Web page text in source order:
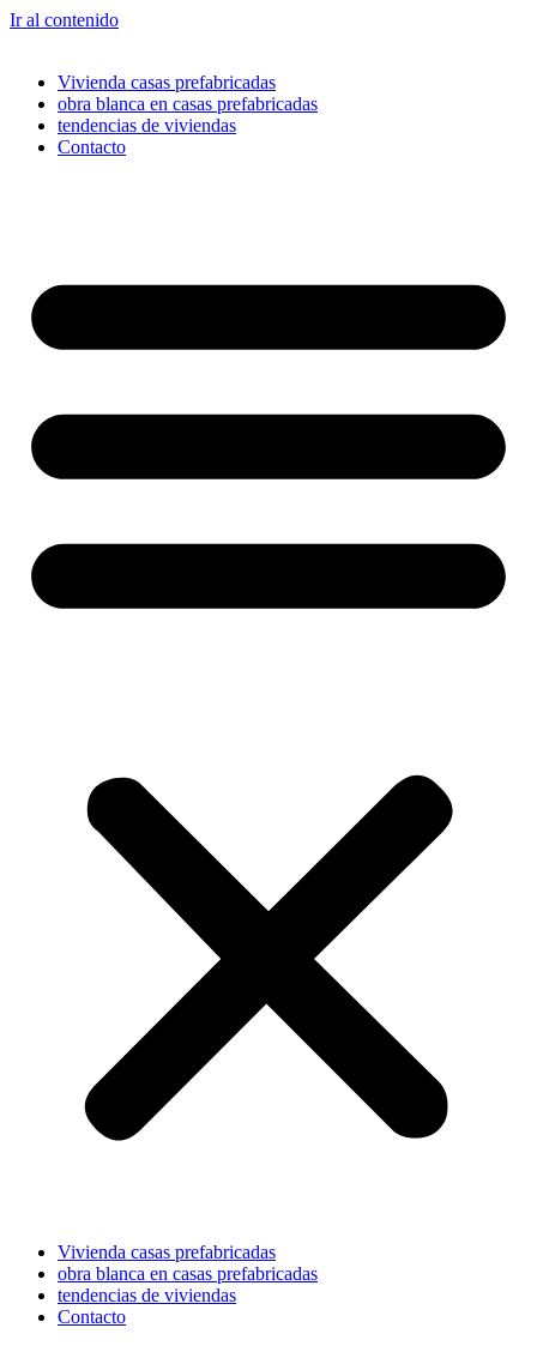
Ir al contenido
Vivienda casas prefabricadas
obra blanca en casas prefabricadas
tendencias de viviendas
Contacto
Vivienda casas prefabricadas
obra blanca en casas prefabricadas
tendencias de viviendas
Contacto